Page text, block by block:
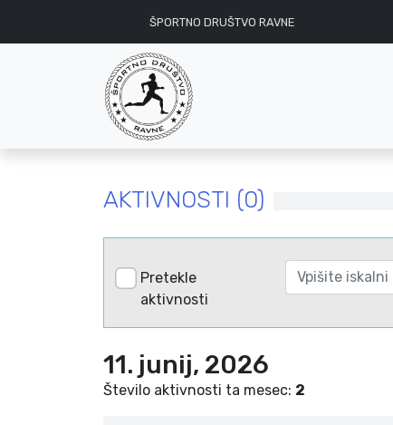
ŠPORTNO DRUŠTVO RAVNE
AKTIVNOSTI (0)
Pretekle
aktivnosti
11. junij, 2026
Število aktivnosti ta mesec: 2